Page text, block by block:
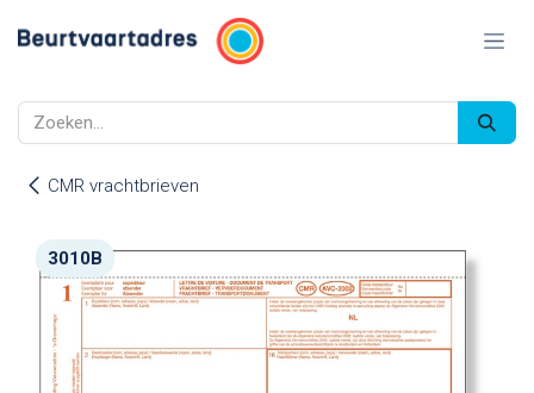
CMR vrachtbrieven
3010B